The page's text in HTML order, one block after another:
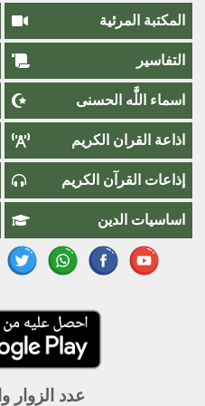
المكتبة المرئية
التفاسير
اسماء اللَّٰه الحسنى
اذاعة القران الكريم
إذاعات القرآن الكريم
اساسيات الدين
عدد الزوار